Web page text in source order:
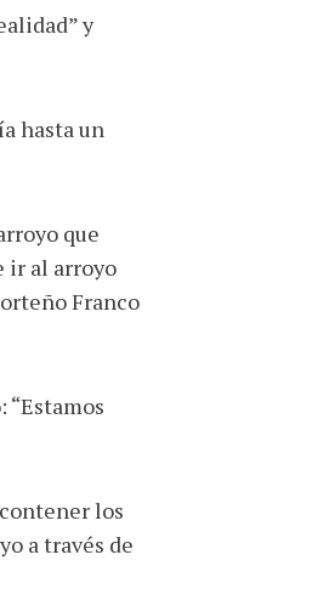
y
hasta un
que
ir al arroyo
Franco
los
a través de